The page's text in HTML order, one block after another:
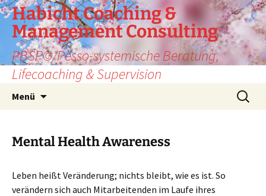
Zum
Inhalt
springen
Habicht Coaching &
Management Consulting
PBSP©/Pesso-systemische Beratung,
Lifecoaching & Supervision
Menü
Suche
nach:
Mental Health Awareness
Leben heißt Veränderung; nichts bleibt, wie es ist. So
verändern sich auch Mitarbeitenden im Laufe ihres